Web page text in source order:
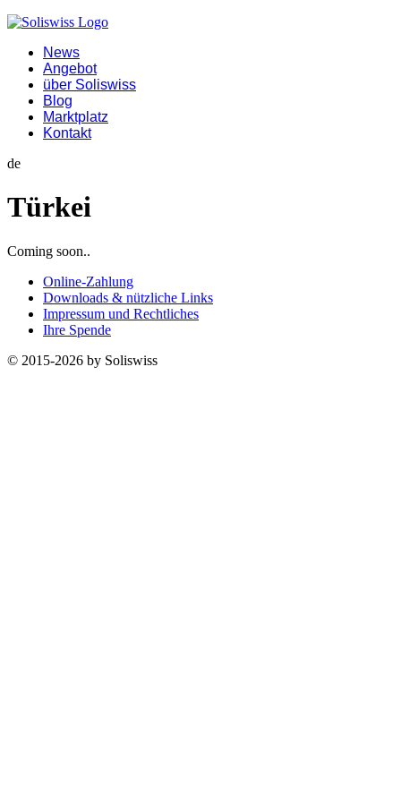
News
Angebot
über Soliswiss
Blog
Marktplatz
Kontakt
de
Türkei
Coming soon..
Online-Zahlung
Downloads & nützliche Links
Impressum und Rechtliches
Ihre Spende
© 2015-2026 by Soliswiss